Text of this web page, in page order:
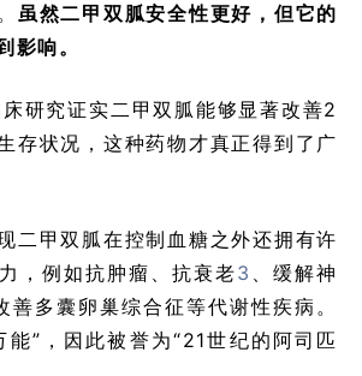
虽然二甲双胍安全性更好，但它的
影响。
研究证实二甲双胍能够显著改善2
存状况，这种药物才真正得到了广
二甲双胍在控制血糖之外还拥有许
，例如抗肿瘤、抗衰老3 、缓解神
善多囊卵巢综合征等代谢性疾病。
能”，因此被誉为“21世纪的阿司匹